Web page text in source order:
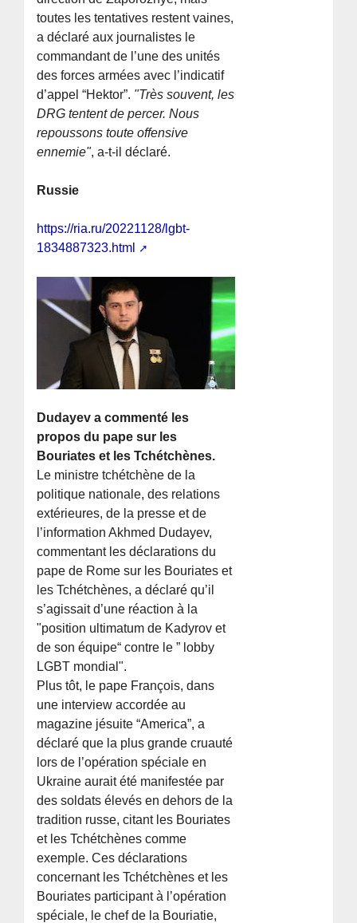
toutes les tentatives restent vaines,
a déclaré aux journalistes le
commandant de l’une des unités
des forces armées avec l’indicatif
d’appel “Hektor”. "Très souvent, les
DRG tentent de percer. Nous
repoussons toute offensive
ennemie", a-t-il déclaré.
Russie
https://ria.ru/20221128/lgbt-
1834887323.html
Dudayev a commenté les
propos du pape sur les
Bouriates et les Tchétchènes.
Le ministre tchétchène de la
politique nationale, des relations
extérieures, de la presse et de
l’information Akhmed Dudayev,
commentant les déclarations du
pape de Rome sur les Bouriates et
les Tchétchènes, a déclaré qu’il
s’agissait d’une réaction à la
"position ultimatum de Kadyrov et
de son équipe“ contre le ” lobby
LGBT mondial".
Plus tôt, le pape François, dans
une interview accordée au
magazine jésuite “America”, a
déclaré que la plus grande cruauté
lors de l’opération spéciale en
Ukraine aurait été manifestée par
des soldats élevés en dehors de la
tradition russe, citant les Bouriates
et les Tchétchènes comme
exemple. Ces déclarations
concernant les Tchétchènes et les
Bouriates participant à l’opération
spéciale, le chef de la Bouriatie,